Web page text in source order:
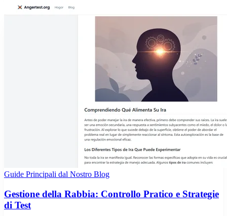
Guide Principali dal Nostro Blog
Gestione della Rabbia: Controllo Pratico e Strategie
di Test